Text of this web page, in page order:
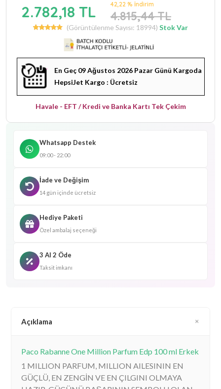
2.782,18 TL 42,22 % İndirim
4.815,44 TL
(Görüntülenme Sayısı: 18994) Stok Var
En Geç 09 Ağustos 2026 Pazar Günü Kargoda
HepsiJet Kargo : Ücretsiz
Havale - EFT / Kredi ve Banka Kartı Tek Çekim
Whatsapp Destek
09:00 - 22:00
İade ve Değişim
14 gün içinde ücretsiz
Hediye Paketi
Özel ambalaj seçeneği
3 Al 2 Öde
Taksit imkanı
Açıklama
Paco Rabanne One Million Parfum Edp 100 ml Erkek
1 MILLION PARFUM, MILLION AILESININ EN
GÜÇLÜ, EN ZENGİN VE EN ÇILGINI OLMAYA